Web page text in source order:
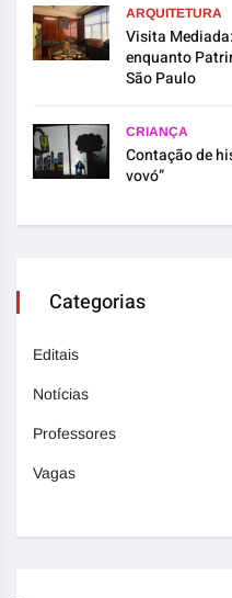
ARQUITETURA
Visita
enquanto
São Paulo
CRIANÇA
Contação de
vovó”
Categorias
Editais
Notícias
Professores
Vagas